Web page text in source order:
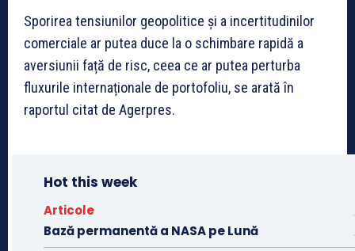
Sporirea tensiunilor geopolitice și a incertitudinilor
comerciale ar putea duce la o schimbare rapidă a
aversiunii față de risc, ceea ce ar putea perturba
fluxurile internaționale de portofoliu, se arată în
raportul citat de Agerpres.
Hot this week
Articole
Bază permanentă a NASA pe Lună